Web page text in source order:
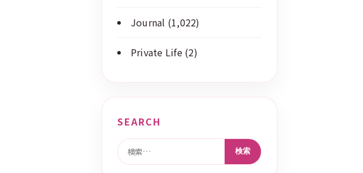
Journal (1,022)
Private Life(2)
SEARCH
検索: